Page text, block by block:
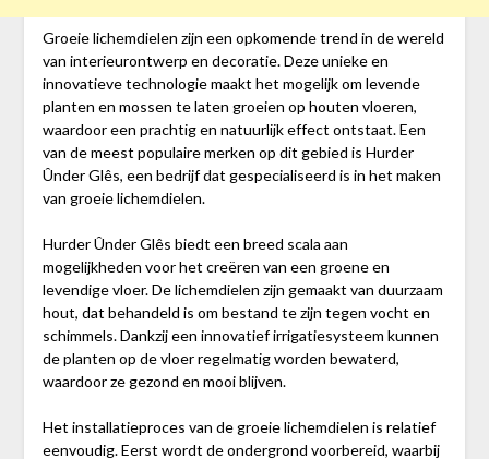
Groeie lichemdielen zijn een opkomende trend in de wereld
van interieurontwerp en decoratie. Deze unieke en
innovatieve technologie maakt het mogelijk om levende
planten en mossen te laten groeien op houten vloeren,
waardoor een prachtig en natuurlijk effect ontstaat. Een
van de meest populaire merken op dit gebied is Hurder
Ûnder Glês, een bedrijf dat gespecialiseerd is in het maken
van groeie lichemdielen.
Hurder Ûnder Glês biedt een breed scala aan
mogelijkheden voor het creëren van een groene en
levendige vloer. De lichemdielen zijn gemaakt van duurzaam
hout, dat behandeld is om bestand te zijn tegen vocht en
schimmels. Dankzij een innovatief irrigatiesysteem kunnen
de planten op de vloer regelmatig worden bewaterd,
waardoor ze gezond en mooi blijven.
Het installatieproces van de groeie lichemdielen is relatief
eenvoudig. Eerst wordt de ondergrond voorbereid, waarbij